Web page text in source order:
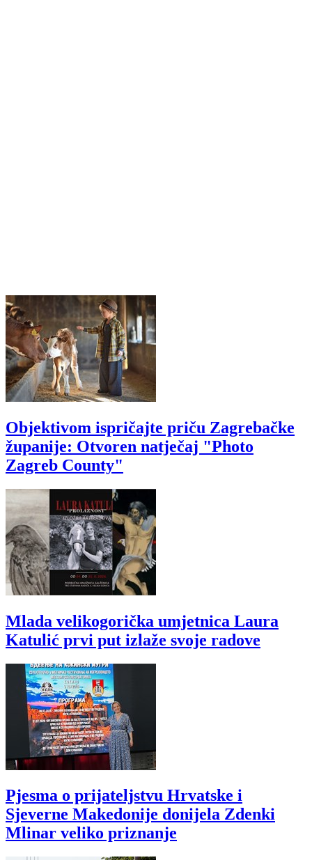
Objektivom ispričajte priču Zagrebačke
županije: Otvoren natječaj "Photo
Zagreb County"
Mlada velikogorička umjetnica Laura
Katulić prvi put izlaže svoje radove
Pjesma o prijateljstvu Hrvatske i
Sjeverne Makedonije donijela Zdenki
Mlinar veliko priznanje